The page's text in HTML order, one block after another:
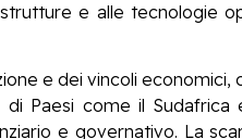
e alle tecnologie
e dei vincoli economici,
Paesi come il
e governativo. La